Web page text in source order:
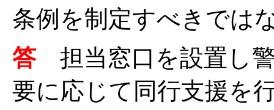
条例を制定すべきでは
答 担当窓口を設置し
要に応じて同行支援を